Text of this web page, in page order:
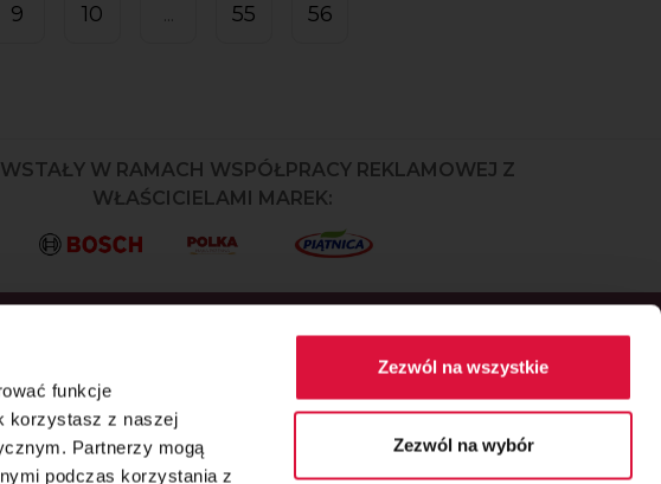
funkcje
korzystasz z naszej
Partnerzy mogą
podczas korzystania z
Zezwól na wszystkie
Zezwól na wybór
9 10 55 56
W RAMACH WSPÓŁPRACY REKLAMOWEJ Z
WŁAŚCICIELAMI MAREK: